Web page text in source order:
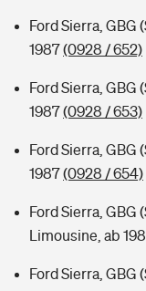
Ford Sierra, GBG
1987(0928 / 652)
Ford Sierra, GBG
1987(0928 / 653)
Ford Sierra, GBG
1987(0928 / 654)
Ford Sierra, GBG
Limousine, ab
Ford Sierra, GBG